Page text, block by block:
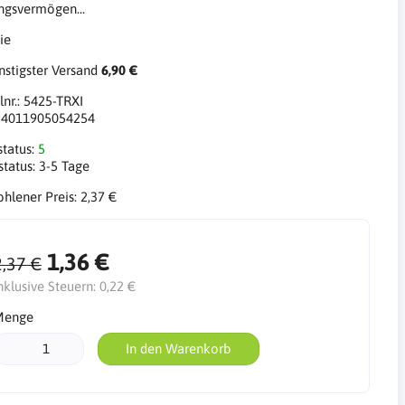
Versand 6,90 €
5425-TRXI
4011905054254
5
3-5 Tage
Preis: 2,37 €
€ 1,36 €
Steuern: 0,22 €
In den Warenkorb